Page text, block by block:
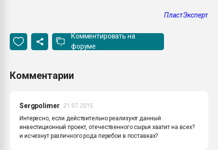
ПластЭксперт
Комментировать на
форуме
Комментарии
Sergpolimer
21.07.2015
Интересно, если действительно реализуют данный
инвестиционный проект, отечественного сырья хватит на всех?
и исчезнут различного рода перебои в поставках?